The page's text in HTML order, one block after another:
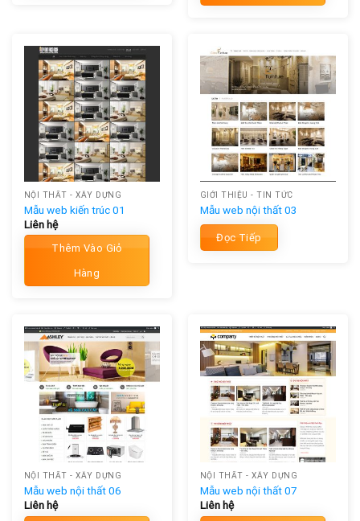
NỘI THẤT - XÂY DỰNG
Mẫu web kiến trúc 01
Liên hệ
Thêm Vào Giỏ
Hàng
GIỚI THIỆU - TIN TỨC
Mẫu web nội thất 03
Đọc Tiếp
NỘI THẤT - XÂY DỰNG
Mẫu web nội thất 06
Liên hệ
NỘI THẤT - XÂY DỰNG
Mẫu web nội thất 07
Liên hệ